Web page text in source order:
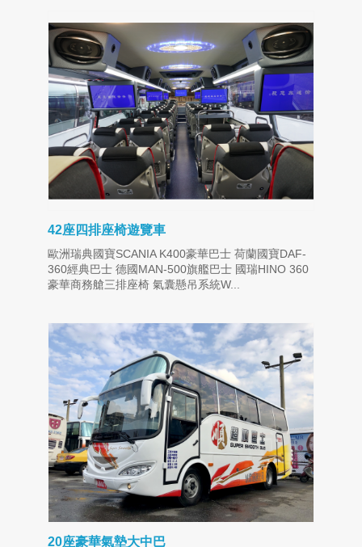
42座四排座椅遊覽車
歐洲瑞典國寶SCANIA K400豪華巴士 荷蘭國寶DAF-
360經典巴士 德國MAN-500旗艦巴士 國瑞HINO 360
豪華商務艙三排座椅 氣囊懸吊系統W...
20座豪華氣墊大中巴